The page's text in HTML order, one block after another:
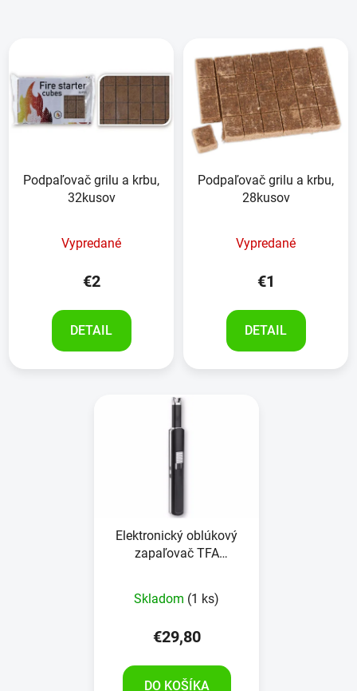
Podpaľovač grilu a krbu,
32kusov
Vypredané
€2
DETAIL
Podpaľovač grilu a krbu,
28kusov
Vypredané
€1
DETAIL
Elektronický oblúkový
zapaľovač TFA
Skladom (1 ks)
€29,80
DO KOŠÍKA